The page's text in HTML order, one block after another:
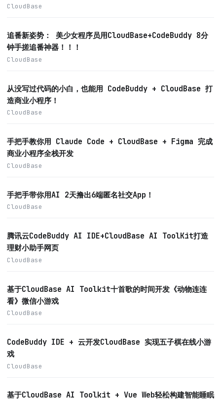
CloudBase
追番新姿势： 美少女程序员用CloudBase+CodeBuddy 8分
钟手搓追番神器！！！
CloudBase
从没写过代码的小白，也能用 CodeBuddy + CloudBase 打
造商业小程序！
CloudBase
手把手教你用 Claude Code + CloudBase + Figma 完成
商业小程序全栈开发
CloudBase
手把手带你用AI 2天撸出6端匿名社交App！
CloudBase
腾讯云CodeBuddy AI IDE+CloudBase AI ToolKit打造
理财小助手网页
CloudBase
基于CloudBase AI Toolkit十首歌的时间开发《动物连连
看》微信小游戏
CloudBase
CodeBuddy IDE + 云开发CloudBase 实现五子棋在线小游
戏
CloudBase
基于CloudBase AI Toolkit + Vue Web轻松构建智能睡眠